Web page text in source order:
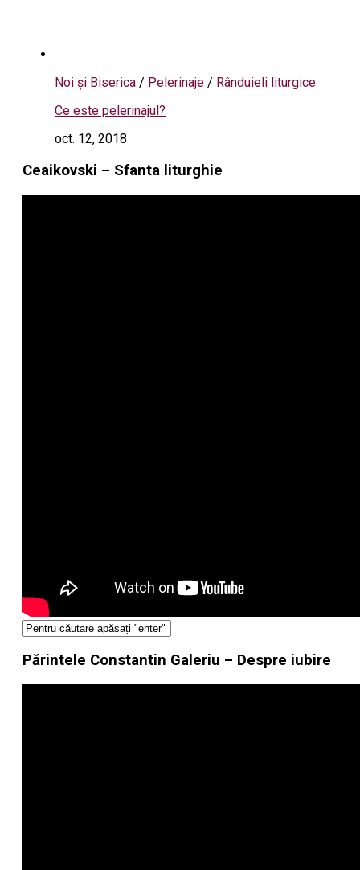
Noi și Biserica / Pelerinaje / Rânduieli liturgice
Ce este pelerinajul?
oct. 12, 2018
Ceaikovski – Sfanta liturghie
Părintele Constantin Galeriu – Despre iubire